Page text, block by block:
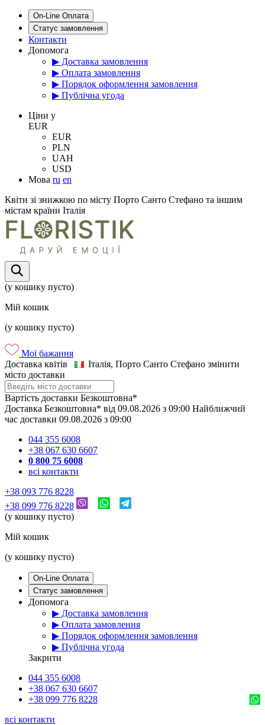
On-Line Оплата
Статус замовлення
Контакти
Допомога
▶ Доставка замовлення
▶ Оплата замовлення
▶ Порядок оформлення замовлення
▶ Публічна угода
Цiни у
EUR
EUR
PLN
UAH
USD
Мова ru en
Квіти зі знижкою по місту Порто Санто Стефано та іншим
містам країни Італія
(у кошику пусто)
Мій кошик
(у кошику пусто)
Мої бажання
Доставка квітів
Італія, Порто Санто Стефано змінити
місто доставки
Вартість доставки Безкоштовна*
Доставка Безкоштовна* від 09.08.2026 з 09:00 Найближчий
час доставки 09.08.2026 з 09:00
044 355 6008
+38 067 630 6607
0 800 75 6008
всі контакти
+38 093 776 8228
+38 099 776 8228
(у кошику пусто)
Мій кошик
(у кошику пусто)
On-Line Оплата
Статус замовлення
Допомога
▶ Доставка замовлення
▶ Оплата замовлення
▶ Порядок оформлення замовлення
▶ Публічна угода
Закрити
044 355 6008
+38 067 630 6607
+38 099 776 8228
всі контакти